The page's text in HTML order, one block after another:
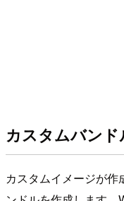
カスタムバン
カスタムイメージが